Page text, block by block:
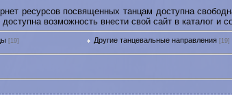
ресурсов посвященных танцам доступна
возможность внести свой сайт в каталог и
[19] Другие танцевальные направления [19]